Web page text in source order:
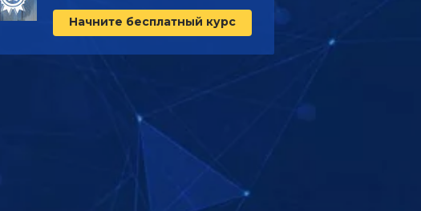
Начните бесплатный курс